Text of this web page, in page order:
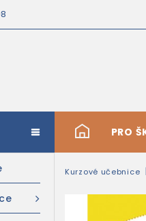
# PRO
Kurzové učebnice